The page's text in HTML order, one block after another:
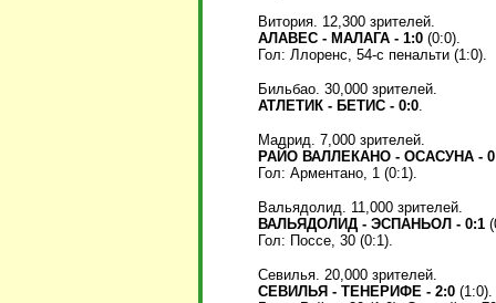
Витория. 12,300 зрителей.
АЛАВЕС - МАЛАГА - 1:0 (0:0).
Гол: Ллоренс, 54-с пенальти (1:0).
Бильбао. 30,000 зрителей.
АТЛЕТИК - БЕТИС - 0:0
Мадрид. 7,000 зрителей.
РАЙО ВАЛЛЕКАНО - ОСАСУНА -
Гол: Арментано, 1 (0:1).
Вальядолид. 11,000 зрителей.
ВАЛЬЯДОЛИД - ЭСПАНЬОЛ - 0:1
Гол: Поссе, 30 (0:1).
Севилья. 20,000 зрителей.
СЕВИЛЬЯ - ТЕНЕРИФЕ - 2:0 (1:0).